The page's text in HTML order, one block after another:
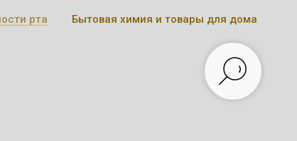
рта Бытовая химия и товары для дома